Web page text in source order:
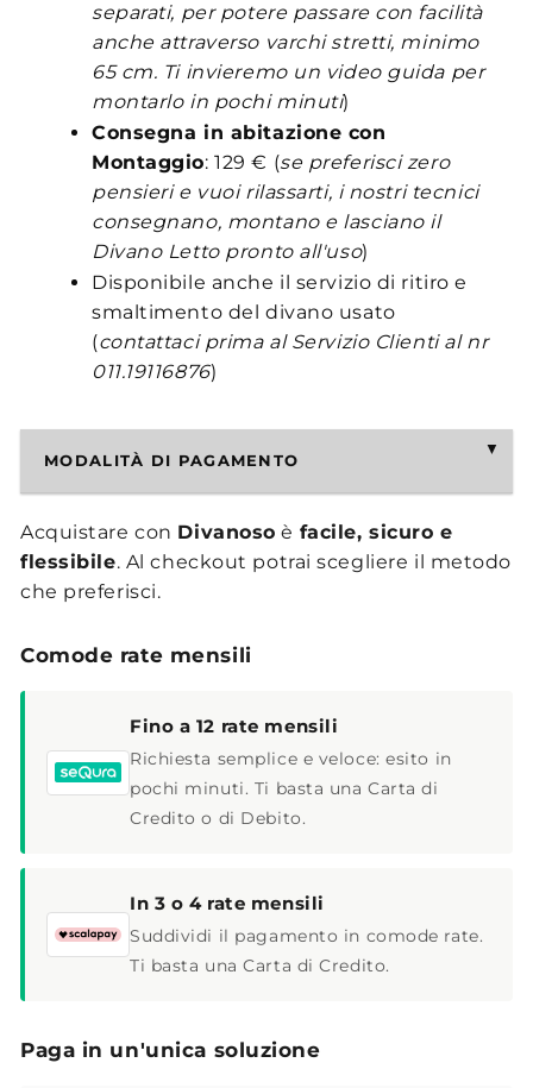
separati, per potere passare con facilità
anche attraverso varchi stretti, minimo
65 cm. Ti invieremo un video guida per
montarlo in pochi minuti)
Consegna in abitazione con
Montaggio: 129 € (se preferisci zero
pensieri e vuoi rilassarti, i nostri tecnici
consegnano, montano e lasciano il
Divano Letto pronto all'uso)
Disponibile anche il servizio di ritiro e
smaltimento del divano usato
(contattaci prima al Servizio Clienti al nr
011.19116876)
MODALITÀ DI PAGAMENTO
Acquistare con Divanoso è facile, sicuro e
flessibile. Al checkout potrai scegliere il metodo
che preferisci.
Comode rate mensili
Fino a 12 rate mensili
Richiesta semplice e veloce: esito in
pochi minuti. Ti basta una Carta di
Credito o di Debito.
In 3 o 4 rate mensili
Suddividi il pagamento in comode rate.
Ti basta una Carta di Credito.
Paga in un'unica soluzione